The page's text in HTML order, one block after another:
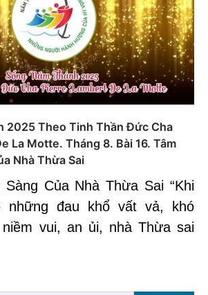
2025 Theo Tinh Thần Đức Cha
La Motte. Tháng 8. Bài 16. Tâm
Nhà Thừa Sai
Của Nhà Thừa Sai “Khi
những đau khổ vất vả, khó
vui, an ủi, nhà Thừa sai